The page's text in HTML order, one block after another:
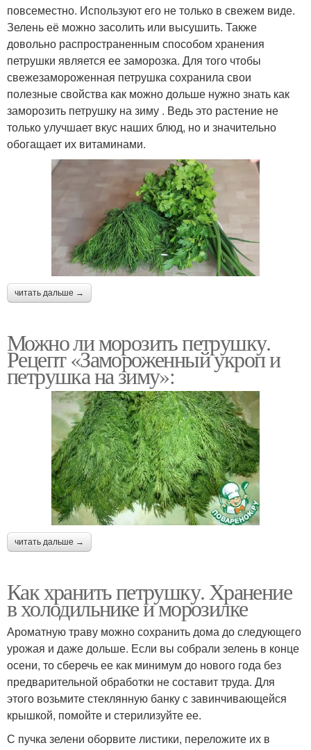
повсеместно. Используют его не только в свежем виде.
Зелень её можно засолить или высушить. Также
довольно распространенным способом хранения
петрушки является ее заморозка. Для того чтобы
свежезамороженная петрушка сохранила свои
полезные свойства как можно дольше нужно знать как
заморозить петрушку на зиму . Ведь это растение не
только улучшает вкус наших блюд, но и значительно
обогащает их витаминами.
читать дальше →
Можно ли морозить петрушку.
Рецепт «Замороженный укроп и
петрушка на зиму»:
читать дальше →
Как хранить петрушку. Хранение
в холодильнике и морозилке
Ароматную траву можно сохранить дома до следующего
урожая и даже дольше. Если вы собрали зелень в конце
осени, то сберечь ее как минимум до нового года без
предварительной обработки не составит труда. Для
этого возьмите стеклянную банку с завинчивающейся
крышкой, помойте и стерилизуйте ее.
С пучка зелени оборвите листики, переложите их в